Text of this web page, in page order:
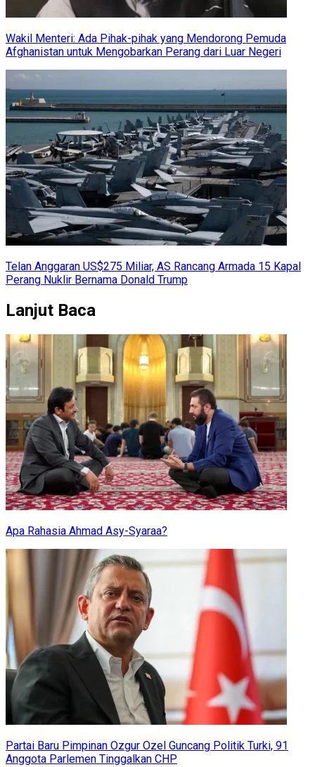
Wakil Menteri: Ada Pihak-pihak yang Mendorong Pemuda
Afghanistan untuk Mengobarkan Perang dari Luar Negeri
Telan Anggaran US$275 Miliar, AS Rancang Armada 15 Kapal
Perang Nuklir Bernama Donald Trump
Lanjut Baca
Apa Rahasia Ahmad Asy-Syaraa?
Partai Baru Pimpinan Ozgur Ozel Guncang Politik Turki, 91
Anggota Parlemen Tinggalkan CHP